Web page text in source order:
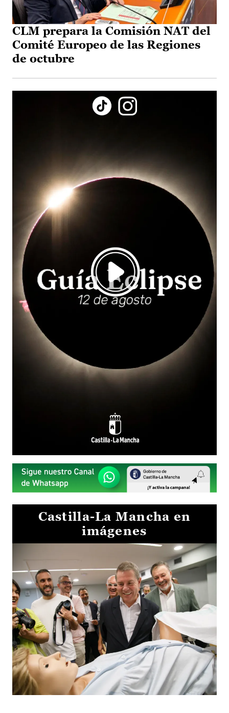
CLM prepara la Comisión NAT del
Comité Europeo de las Regiones
de octubre
Castilla-La Mancha en
imágenes